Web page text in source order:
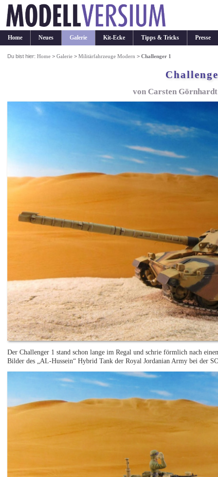
Home Neues Galerie Kit-Ecke Tipps & Tricks Presse
Du bist hier:Home >Galerie >Militärfahrzeuge Modern >Challenger 1
von Carsten
Der Challenger 1 stand schon lange im Regal und schrie förmlich nach
Bilder des „AL-Hussein“ Hybrid Tank der Royal Jordanian Army bei der